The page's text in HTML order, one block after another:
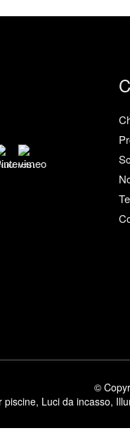
©
piscine, Luci da incasso,